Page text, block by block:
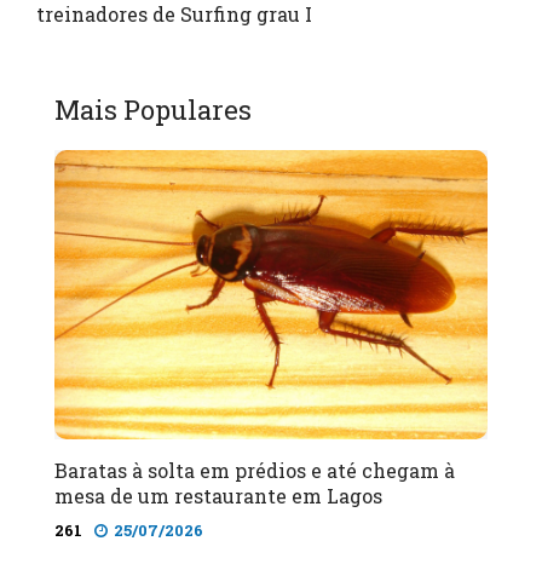
treinadores de Surfing grau I
Mais Populares
Baratas à solta em prédios e até chegam à
mesa de um restaurante em Lagos
261 25/07/2026